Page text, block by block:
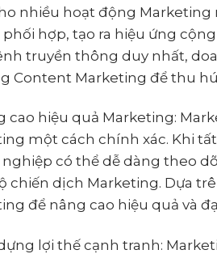
nhiều hoạt động
phối hợp, tạo ra hiệu ứng
truyền thông duy nhất,
Content Marketing để thu
cao hiệu quả Marketing:
một cách chính xác. Khi
có thể dễ dàng theo
chiến dịch Marketing. Dựa
để nâng cao hiệu quả và
lợi thế cạnh tranh: